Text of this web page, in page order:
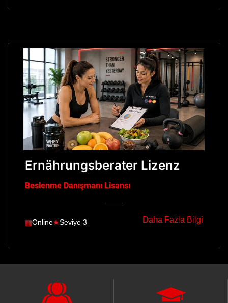
Ernährungsberater Lizenz
Beslenme Danışmanı Lisansı
▦Online★Seviye 3 Daha Fazla Bilgi